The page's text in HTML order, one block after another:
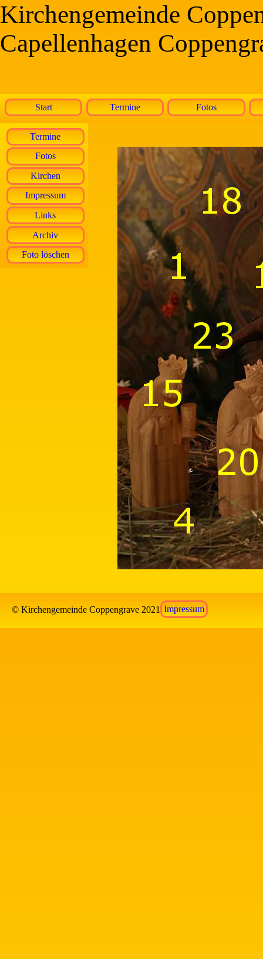
Kirchengemeinde
Capellenhagen
Start Termine Fotos
Termine
Fotos
Kirchen
Impressum
Links
Archiv
Foto löschen
© Kirchengemeinde Coppengrave 2021 Impressum